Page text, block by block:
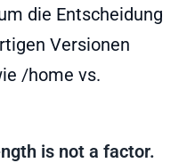
die Entscheidung
Versionen
/home vs.
is not a factor.